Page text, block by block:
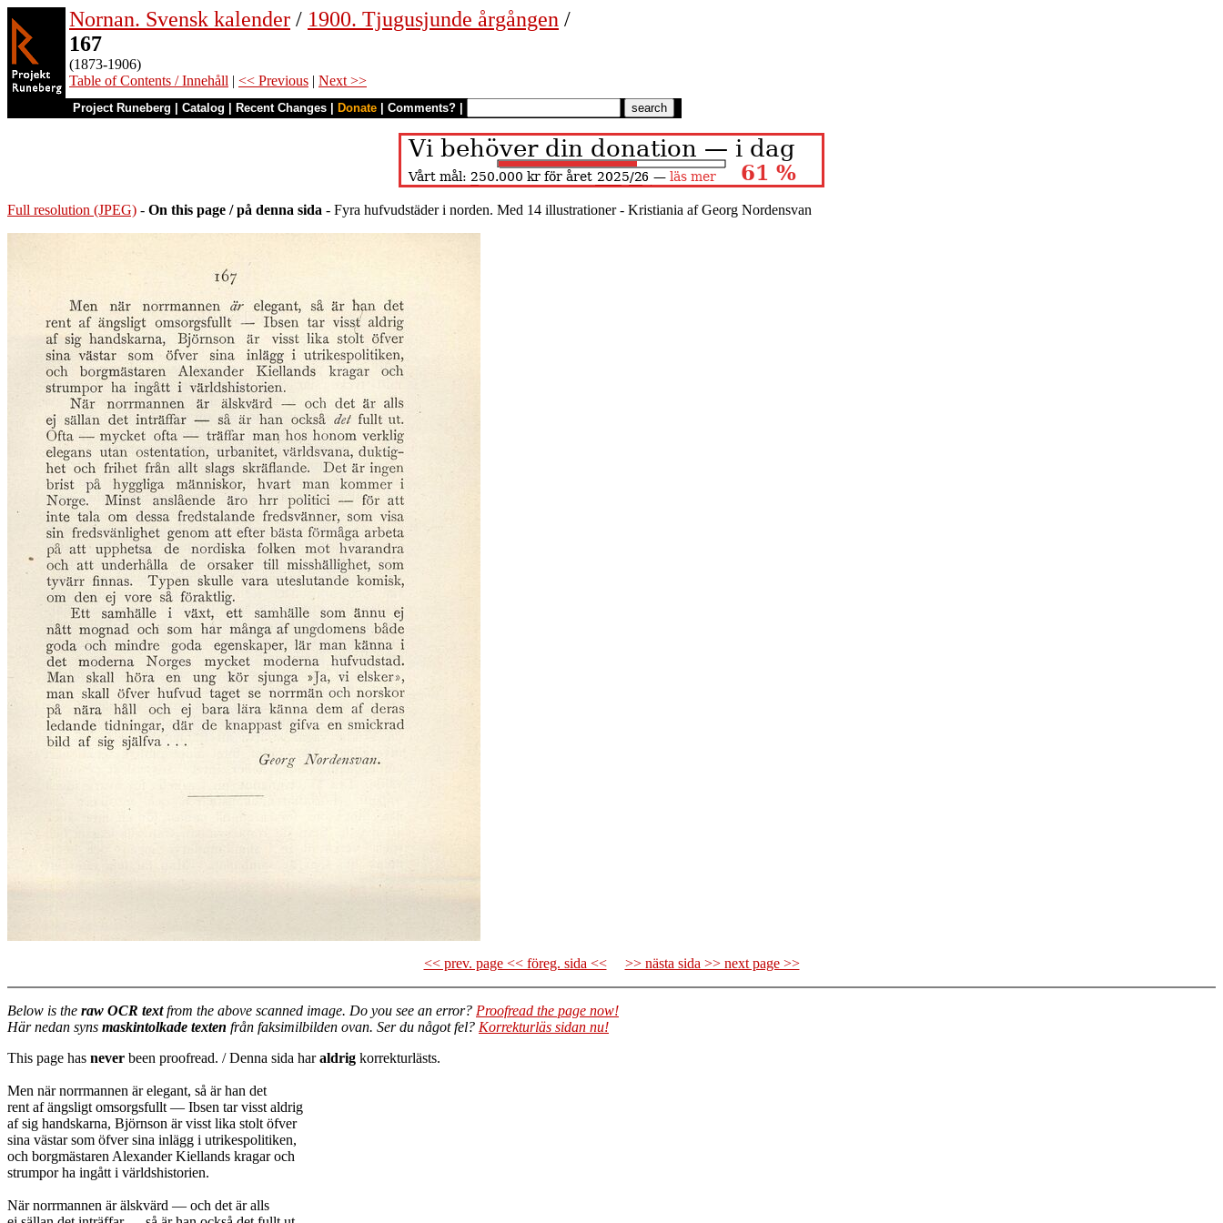
Nornan. Svensk kalender / 1900. Tjugusjunde årgången /
167
(1873-1906)
Table of Contents / Innehåll | << Previous | Next >>
Project Runeberg Catalog Recent Changes Donate Comments?
Full resolution (JPEG) - On this page / på denna sida - Fyra hufvudstäder i norden. Med 14 illustrationer - Kristiania af Georg Nordensvan
<< prev. page << föreg. sida << >> nästa sida >> next page >>
Below is the raw OCR textfrom the above scanned image. Do you see an error? Proofread the page now!
Här nedan syns maskintolkade texten från faksimilbilden ovan. Ser du något fel? Korrekturläs sidan nu!
This page has never been proofread. / Denna sida haraldrig korrekturlästs.
Men när norrmannen är elegant, så är han det
rent af ängsligt omsorgsfullt — Ibsen tar visst aldrig
af sig handskarna, Björnson är visst lika stolt öfver
sina västar som öfver sina inlägg i utrikespolitiken,
och borgmästaren Alexander Kiellands kragar och
strumpor ha ingått i världshistorien.
När norrmannen är älskvärd — och det är alls